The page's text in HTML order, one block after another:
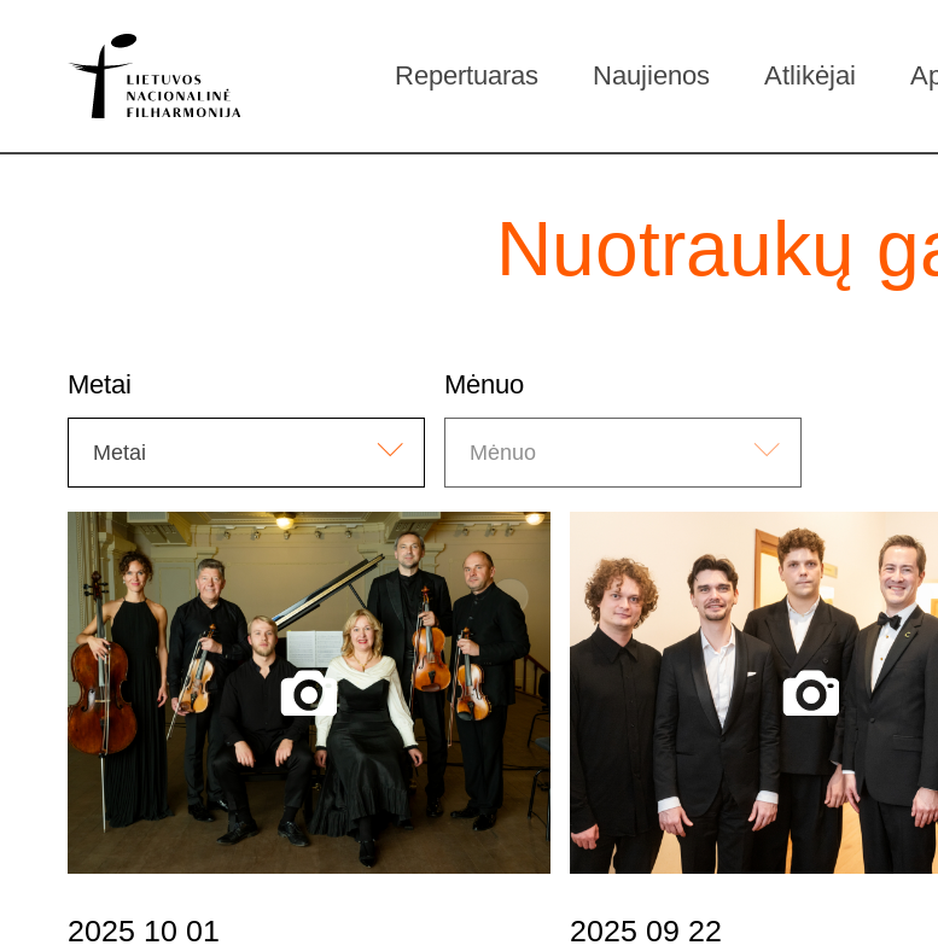
Repertuaras Naujienos Atlikėjai
Nuotraukų
Metai
Metai
Mėnuo
Mėnuo
2025 10 01 2025 09 22